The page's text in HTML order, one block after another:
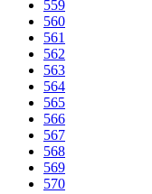
559
560
561
562
563
564
565
566
567
568
569
570